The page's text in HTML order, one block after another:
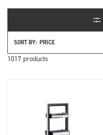
1017 products
SORT BY: